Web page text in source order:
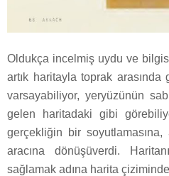
Oldukça incelmiş uydu ve
artık haritayla toprak
varsayabiliyor, yeryüzünün
gelen haritadaki gibi
gerçekliğin bir
aracına dönüşüverdi.
sağlamak adına harita